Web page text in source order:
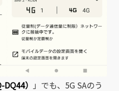
） 」でも、5G SAのう